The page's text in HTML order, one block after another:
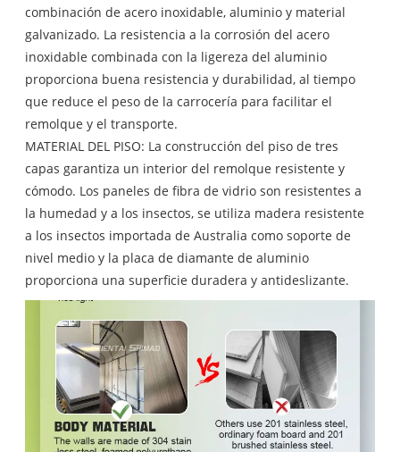
combinación de acero inoxidable, aluminio y material
galvanizado. La resistencia a la corrosión del acero
inoxidable combinada con la ligereza del aluminio
proporciona buena resistencia y durabilidad, al tiempo
que reduce el peso de la carrocería para facilitar el
remolque y el transporte.
MATERIAL DEL PISO: La construcción del piso de tres
capas garantiza un interior del remolque resistente y
cómodo. Los paneles de fibra de vidrio son resistentes a
la humedad y a los insectos, se utiliza madera resistente
a los insectos importada de Australia como soporte de
nivel medio y la placa de diamante de aluminio
proporciona una superficie duradera y antideslizante.